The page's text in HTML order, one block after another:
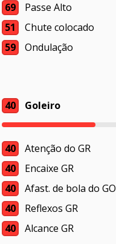
69
Passe Alto
51
Chute colocado
59
Ondulação
40 Goleiro
40
Atenção do GR
40
Encaixe GR
40
Afast. de bola do GO
40
Reflexos GR
40
Alcance GR